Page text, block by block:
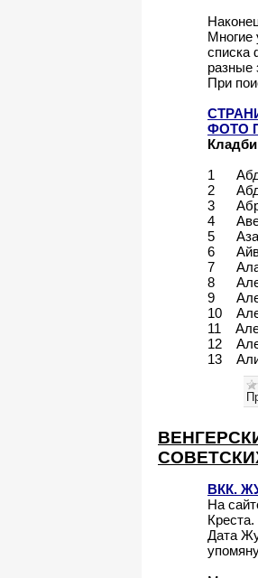
Многие
списка
разные
При
ФОТО
1
2
3
4
5
6
7
8
9
10
11
12
13
ВКК.
На
Креста.
Дата